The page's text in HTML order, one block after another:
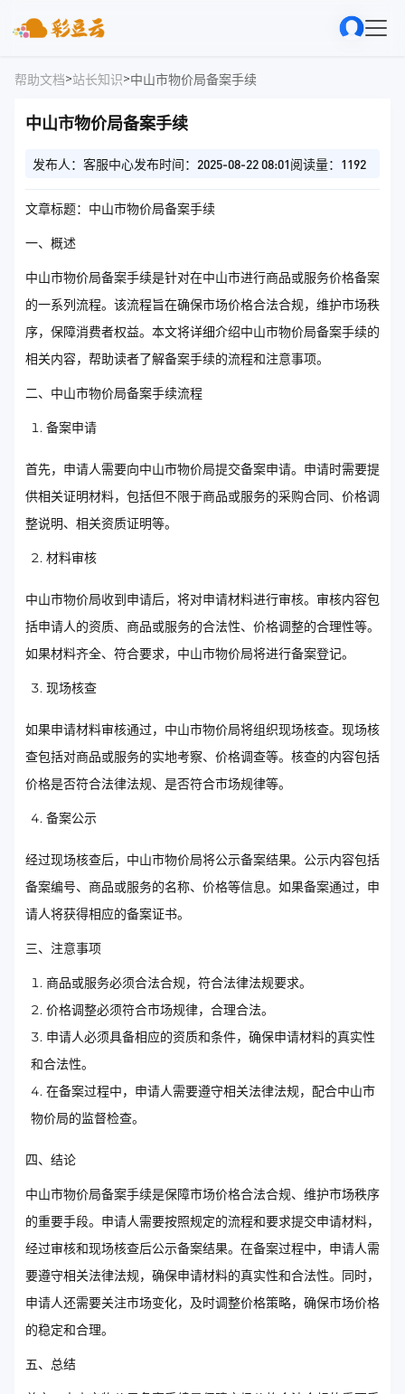
帮助文档>站长知识>中山市物价局备案手续
中山市物价局备案手续
发布人：客服中心发布时间：2025-08-22 08:01阅读量：1192
文章标题：中山市物价局备案手续
一、概述
中山市物价局备案手续是针对在中山市进行商品或服务价格备案
的一系列流程。该流程旨在确保市场价格合法合规，维护市场秩
序，保障消费者权益。本文将详细介绍中山市物价局备案手续的
相关内容，帮助读者了解备案手续的流程和注意事项。
二、中山市物价局备案手续流程
备案申请
首先，申请人需要向中山市物价局提交备案申请。申请时需要提
供相关证明材料，包括但不限于商品或服务的采购合同、价格调
整说明、相关资质证明等。
材料审核
中山市物价局收到申请后，将对申请材料进行审核。审核内容包
括申请人的资质、商品或服务的合法性、价格调整的合理性等。
如果材料齐全、符合要求，中山市物价局将进行备案登记。
现场核查
如果申请材料审核通过，中山市物价局将组织现场核查。现场核
查包括对商品或服务的实地考察、价格调查等。核查的内容包括
价格是否符合法律法规、是否符合市场规律等。
备案公示
经过现场核查后，中山市物价局将公示备案结果。公示内容包括
备案编号、商品或服务的名称、价格等信息。如果备案通过，申
请人将获得相应的备案证书。
三、注意事项
商品或服务必须合法合规，符合法律法规要求。
价格调整必须符合市场规律，合理合法。
申请人必须具备相应的资质和条件，确保申请材料的真实性
和合法性。
在备案过程中，申请人需要遵守相关法律法规，配合中山市
物价局的监督检查。
四、结论
中山市物价局备案手续是保障市场价格合法合规、维护市场秩序
的重要手段。申请人需要按照规定的流程和要求提交申请材料，
经过审核和现场核查后公示备案结果。在备案过程中，申请人需
要遵守相关法律法规，确保申请材料的真实性和合法性。同时，
申请人还需要关注市场变化，及时调整价格策略，确保市场价格
的稳定和合理。
五、总结